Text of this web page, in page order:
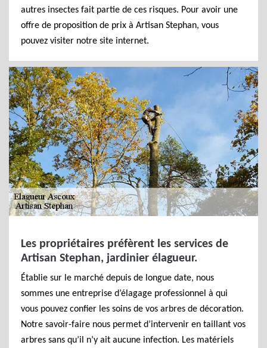
autres insectes fait partie de ces risques. Pour avoir une
offre de proposition de prix à Artisan Stephan, vous
pouvez visiter notre site internet.
Les propriétaires préfèrent les services de
Artisan Stephan, jardinier élagueur.
Établie sur le marché depuis de longue date, nous
sommes une entreprise d’élagage professionnel à qui
vous pouvez confier les soins de vos arbres de décoration.
Notre savoir-faire nous permet d’intervenir en taillant vos
arbres sans qu’il n’y ait aucune infection. Les matériels